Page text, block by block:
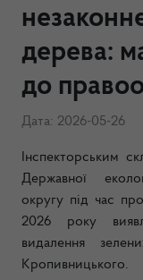
дерева:
до
Дата: 2026-05-26
Інспекторським
Державної
округу під час
2026 року
видалення
Кропивницького.